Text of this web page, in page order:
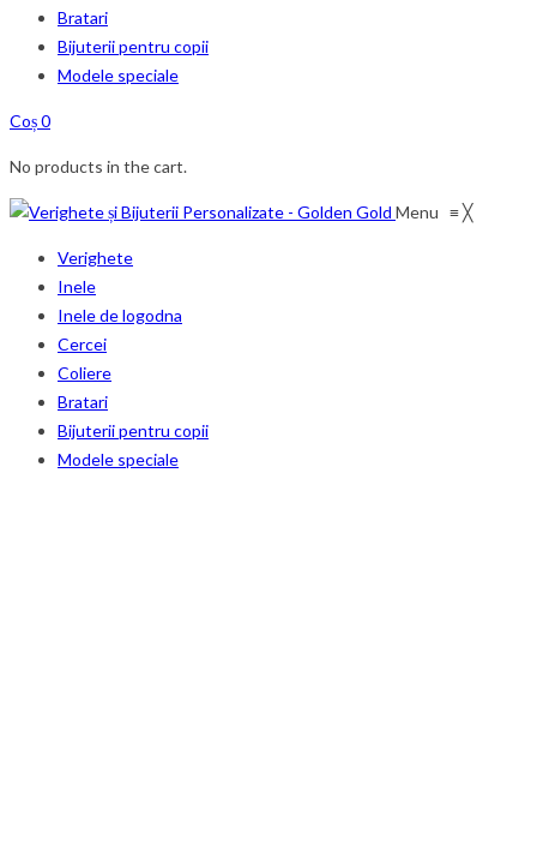
Bratari
Bijuterii pentru copii
Modele speciale
Coș0
No products in the cart.
Menu ≡╳
Verighete
Inele
Inele de logodna
Cercei
Coliere
Bratari
Bijuterii pentru copii
Modele speciale